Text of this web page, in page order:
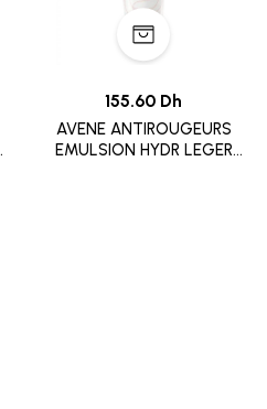
155.60 Dh
AVENE ANTIROUGEURS
EMULSION HYDR LEGER